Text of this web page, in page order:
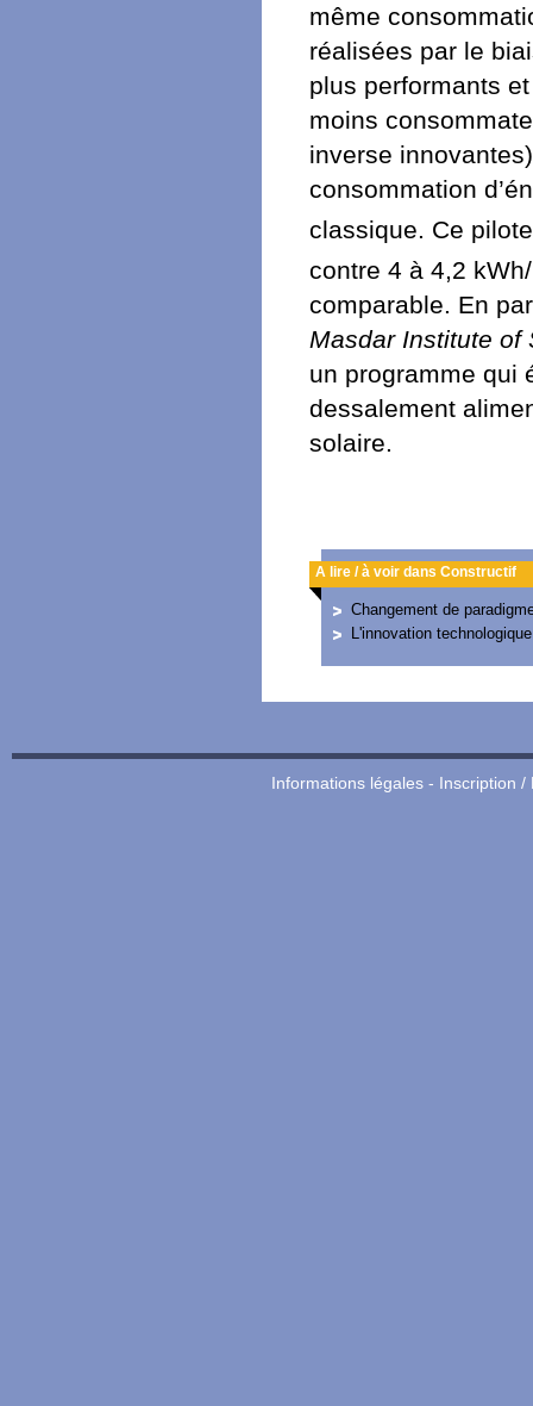
même
réalisées par le
plus performants
moins
inverse
consommation
classique. Ce
contre 4 à 4,2
comparable. En
Masdar Institute of
un programme qui
dessalement
solaire.
A lire / à voir dans Constructif
Changement de
L'innovation
Informations légales- Inscription